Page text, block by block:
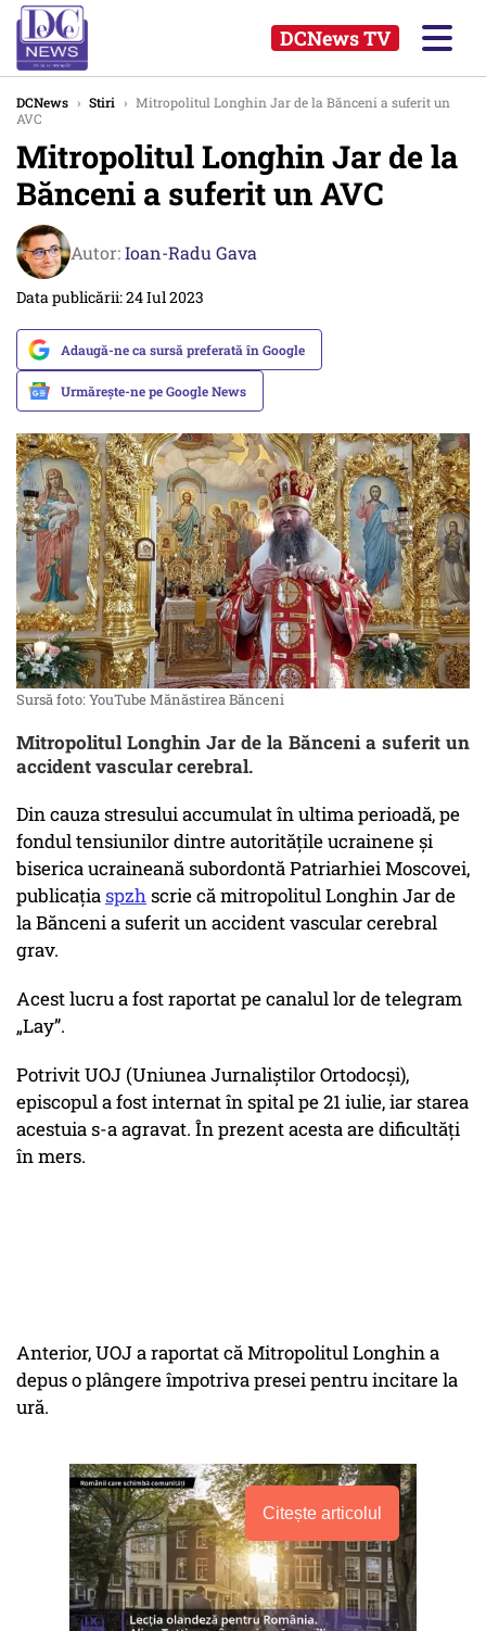
DCNews TV
DCNews › Stiri › Mitropolitul Longhin Jar de la Bănceni a suferit un
AVC
Mitropolitul Longhin Jar de la
Bănceni a suferit un AVC
Autor:Ioan-Radu Gava
Data publicării: 24 Iul 2023
Adaugă-ne ca sursă preferată în Google
Urmărește-ne pe Google News
Sursă foto: YouTube Mănăstirea Bănceni
Mitropolitul Longhin Jar de la Bănceni a suferit un
accident vascular cerebral.
Din cauza stresului accumulat în ultima perioadă, pe
fondul tensiunilor dintre autoritățile ucrainene și
biserica ucraineană subordontă Patriarhiei Moscovei,
publicațiaspzhscrie că mitropolitul Longhin Jar de
la Bănceni a suferit un accident vascular cerebral
grav.
Acest lucru a fost raportat pe canalul lor de telegram
„Lay”.
Potrivit UOJ (Uniunea Jurnaliștilor Ortodocși),
episcopul a fost internat în spital pe 21 iulie, iar starea
acestuia s-a agravat. În prezent acesta are dificultăți
în mers.
Anterior, UOJ a raportat că Mitropolitul Longhin a
depus o plângere împotriva presei pentru incitare la
ură.
Citește articolul